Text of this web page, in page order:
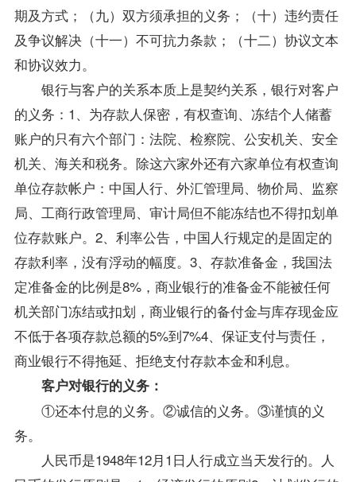
期及方式；（九）双方须承担的义务；（十）违约责任
及争议解决（十一）不可抗力条款；（十二）协议文本
和协议效力。
银行与客户的关系本质上是契约关系，银行对客户
的义务：1、为存款人保密，有权查询、冻结个人储蓄
账户的只有六个部门：法院、检察院、公安机关、安全
机关、海关和税务。除这六家外还有六家单位有权查询
单位存款帐户：中国人行、外汇管理局、物价局、监察
局、工商行政管理局、审计局但不能冻结也不得扣划单
位存款账户。2、利率公告，中国人行规定的是固定的
存款利率，没有浮动的幅度。3、存款准备金，我国法
定准备金的比例是8%，商业银行的准备金不能被任何
机关部门冻结或扣划，商业银行的备付金与库存现金应
不低于各项存款总额的5%到7%4、保证支付与责任，
商业银行不得拖延、拒绝支付存款本金和利息。
客户对银行的义务：
①还本付息的义务。②诚信的义务。③谨慎的义
务。
人民币是1948年12月1日人行成立当天发行的。人